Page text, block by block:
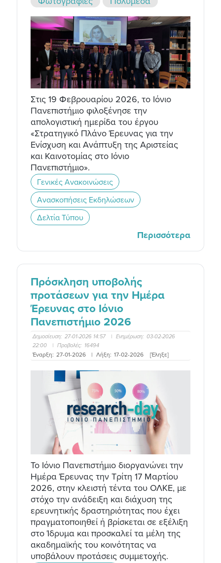
Στις 19 Φεβρουαρίου 2026, το Ιόνιο
Πανεπιστήμιο φιλοξένησε την
απολογιστική ημερίδα του έργου
«Στρατηγικό Πλάνο Έρευνας για την
Ενίσχυση και Ανάπτυξη της Αριστείας
και Καινοτομίας στο Ιόνιο
Πανεπιστήμιο».
Γενικές Ανακοινώσεις
Ανασκοπήσεις Εκδηλώσεων
Δελτία Τύπου
Περισσότερα
Πρόσκληση υποβολής
προτάσεων για την Ημέρα
Έρευνας στο Ιόνιο
Πανεπιστήμιο 2026
Δημοσίευση: 27-01-2026 14:57 | Ενημέρωση: 03-02-2026
22:00
| Προβολές: 16494
Έναρξη: 27-01-2026 | Λήξη: 17-02-2026 [Έληξε]
Το Ιόνιο Πανεπιστήμιο διοργανώνει την
Ημέρα Έρευνας την Τρίτη 17 Μαρτίου
2026, στην κλειστή τέντα του ΟΛΚΕ, με
στόχο την ανάδειξη και διάχυση της
ερευνητικής δραστηριότητας που έχει
πραγματοποιηθεί ή βρίσκεται σε εξέλιξη
στο Ίδρυμα και προσκαλεί τα μέλη της
ακαδημαϊκής του κοινότητας να
υποβάλουν προτάσεις συμμετοχής.